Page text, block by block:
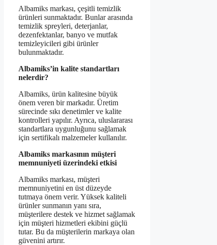
Albamiks markası, çeşitli temizlik
ürünleri sunmaktadır. Bunlar arasında
temizlik spreyleri, deterjanlar,
dezenfektanlar, banyo ve mutfak
temizleyicileri gibi ürünler
bulunmaktadır.
Albamiks’in kalite standartları
nelerdir?
Albamiks, ürün kalitesine büyük
önem veren bir markadır. Üretim
sürecinde sıkı denetimler ve kalite
kontrolleri yapılır. Ayrıca, uluslararası
standartlara uygunluğunu sağlamak
için sertifikalı malzemeler kullanılır.
Albamiks markasının müşteri
memnuniyeti üzerindeki etkisi
Albamiks markası, müşteri
memnuniyetini en üst düzeyde
tutmaya önem verir. Yüksek kaliteli
ürünler sunmanın yanı sıra,
müşterilere destek ve hizmet sağlamak
için müşteri hizmetleri ekibini güçlü
tutar. Bu da müşterilerin markaya olan
güvenini artırır.